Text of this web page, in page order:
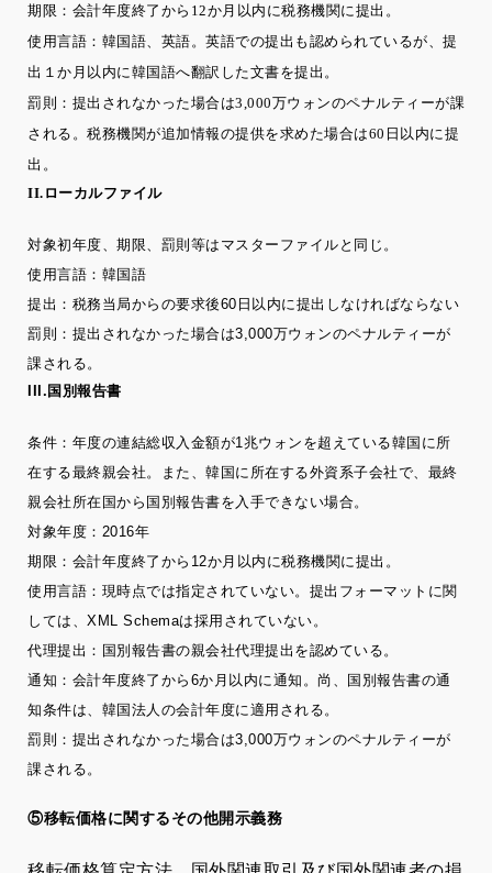
期限：会計年度終了から12か月以内に税務機関に提出。
使用言語：韓国語、英語。英語での提出も認められているが、提
出１か月以内に韓国語へ翻訳した文書を提出。
罰則：提出されなかった場合は3,000万ウォンのペナルティーが課
される。税務機関が追加情報の提供を求めた場合は60日以内に提
出。
II.ローカルファイル
対象初年度、期限、罰則等はマスターファイルと同じ。
使用言語：韓国語
提出：税務当局からの要求後60日以内に提出しなければならない
罰則：提出されなかった場合は3,000万ウォンのペナルティーが
課される。
III.国別報告書
条件：年度の連結総収入金額が1兆ウォンを超えている韓国に所
在する最終親会社。また、韓国に所在する外資系子会社で、最終
親会社所在国から国別報告書を入手できない場合。
対象年度：2016年
期限：会計年度終了から12か月以内に税務機関に提出。
使用言語：現時点では指定されていない。提出フォーマットに関
しては、XML Schemaは採用されていない。
代理提出：国別報告書の親会社代理提出を認めている。
通知：会計年度終了から6か月以内に通知。尚、国別報告書の通
知条件は、韓国法人の会計年度に適用される。
罰則：提出されなかった場合は3,000万ウォンのペナルティーが
課される。
⑤移転価格に関するその他開示義務